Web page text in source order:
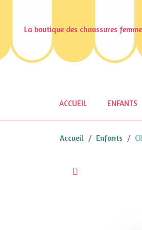
La boutique des chaussures
ACCUEIL ENFANTS
Accueil Enfants